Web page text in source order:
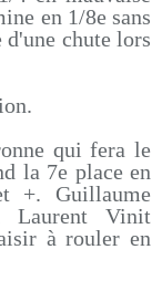
en 1/8e sans
chute lors
qui fera le
la 7e place en
+. Guillaume
Laurent Vinit
à rouler en